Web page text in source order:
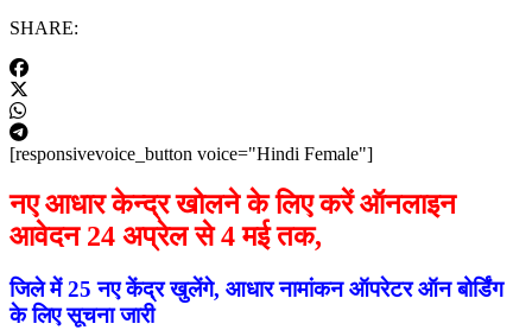
SHARE:
[responsivevoice_button voice="Hindi Female"]
नए आधार केन्द्र खोलने के लिए करें ऑनलाइन
आवेदन 24 अप्रेल से 4 मई तक,
जिले में 25 नए केंद्र खुलेंगे, आधार नामांकन ऑपरेटर ऑन बोर्डिंग
के लिए सूचना जारी